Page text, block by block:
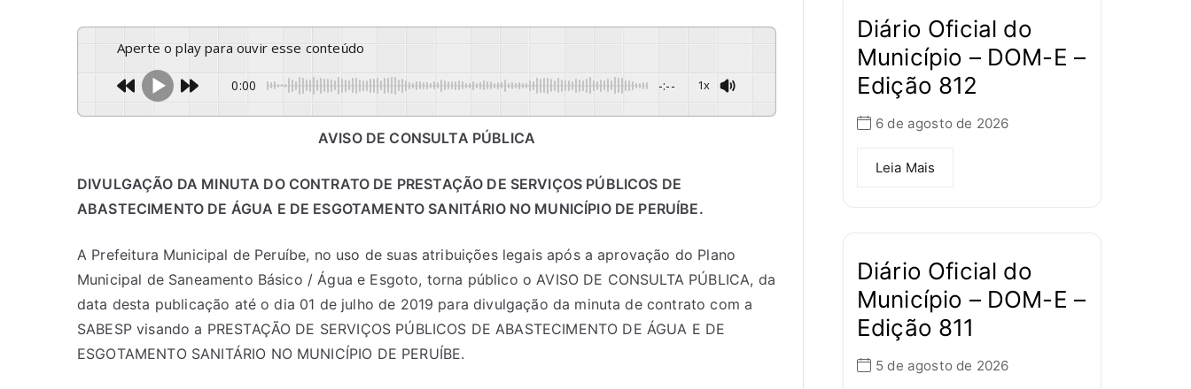
Aperte o play para ouvir esse conteúdo
0:00 -:-- 1x
AVISO DE CONSULTA PÚBLICA
DIVULGAÇÃO DA MINUTA DO CONTRATO DE PRESTAÇÃO DE SERVIÇOS PÚBLICOS DE
ABASTECIMENTO DE ÁGUA E DE ESGOTAMENTO SANITÁRIO NO MUNICÍPIO DE PERUÍBE.
A Prefeitura Municipal de Peruíbe, no uso de suas atribuições legais após a aprovação do Plano
Municipal de Saneamento Básico / Água e Esgoto, torna público o AVISO DE CONSULTA PÚBLICA, da
data desta publicação até o dia 01 de julho de 2019 para divulgação da minuta de contrato com a
SABESP visando a PRESTAÇÃO DE SERVIÇOS PÚBLICOS DE ABASTECIMENTO DE ÁGUA E DE
ESGOTAMENTO SANITÁRIO NO MUNICÍPIO DE PERUÍBE.
Diário Oficial do
Município – DOM-E –
Edição 812
6 de agosto de 2026
Leia Mais
Diário Oficial do
Município – DOM-E –
Edição 811
5 de agosto de 2026